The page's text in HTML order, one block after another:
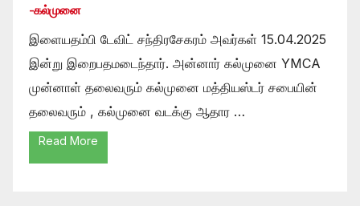
-கல்முனை
இளையதம்பி டேவிட் சந்திரசேகரம் அவர்கள் 15.04.2025
இன்று இறைபதமடைந்தார். அன்னார் கல்முனை YMCA
முன்னாள் தலைவரும் கல்முனை மத்தியஸ்டர் சபையின்
தலைவரும் , கல்முனை வடக்கு ஆதார …
Read More